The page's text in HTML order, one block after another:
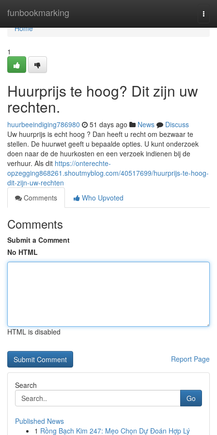
funbookmarking
Home
Home
1
Huurprijs te hoog? Dit zijn uw
rechten.
huurbeeindiging786980 51 days ago News
Discuss
Uw huurprijs is echt hoog ? Dan heeft u recht om bezwaar te
stellen. De huurwet geeft u bepaalde opties. U kunt onderzoek
doen naar de de huurkosten en een verzoek indienen bij de
verhuur. Als dit https://onterechte-
opzegging868261.shoutmyblog.com/40517699/huurprijs-te-hoog-
dit-zijn-uw-rechten
Comments
Who Upvoted
Comments
Submit a Comment
No HTML
HTML is disabled
Report Page
Search
Go
Published News
1 Rồng Bạch Kim 247: Mẹo Chọn Dự Đoán Hợp Lý